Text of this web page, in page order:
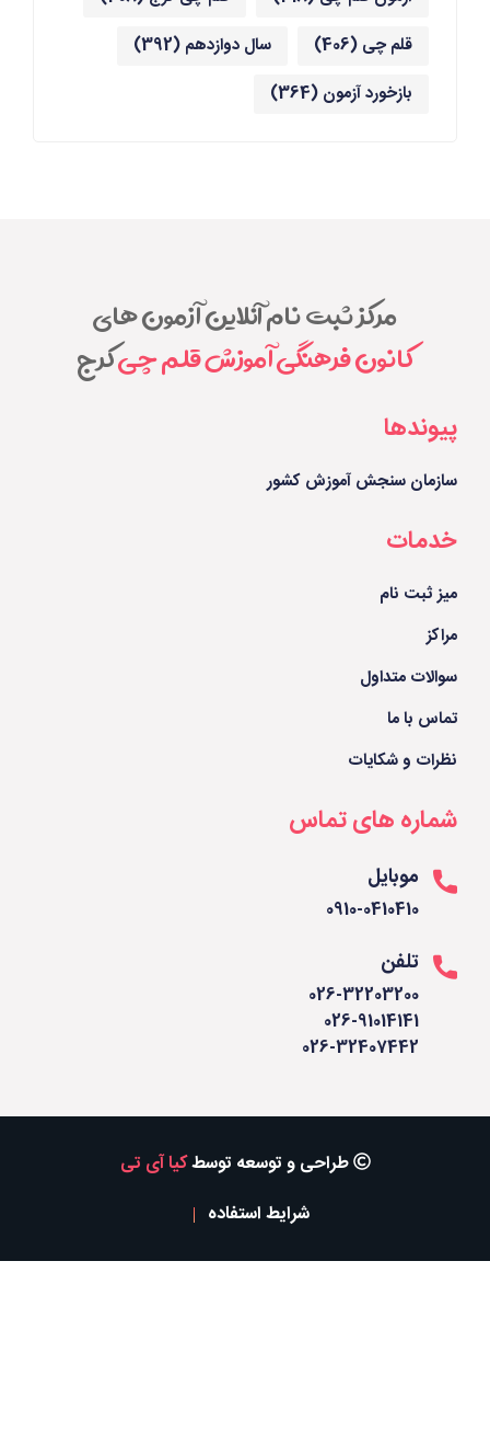
قلم چی (406) سال دوازدهم(392)
بازخورد آزمون(364)
مرکز ثبت نام آنلاین آزمون های
کانون فرهنگی آموزش قلم چیکرج
پیوندها
سازمان سنجش آموزش کشور
خدمات
میز ثبت نام
سوالات متداول
تماس با ما
نظرات و شکایات
شماره های تماس
موبایل
0910-0410410
تلفن
026-32203200
026-91014141
026-32407442
طراحی و توسعه توسطکیا آی تی
شرایط استفاده